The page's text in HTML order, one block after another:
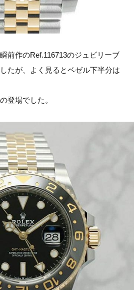
前作のRef.116713のジュビリーブ
たが、よく見るとベゼル下半分は
登場でした。